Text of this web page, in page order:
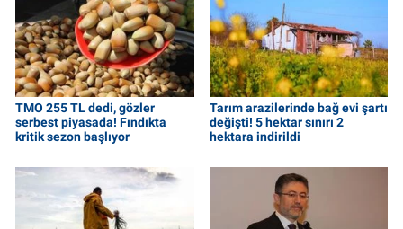
TMO 255 TL dedi, gözler
serbest piyasada! Fındıkta
kritik sezon başlıyor
Tarım arazilerinde bağ evi şartı
değişti! 5 hektar sınırı 2
hektara indirildi